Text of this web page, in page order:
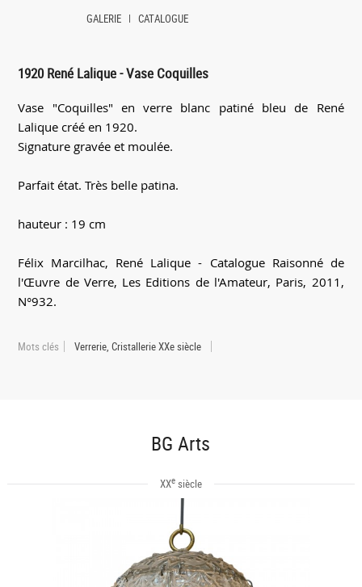
GALERIE CATALOGUE
1920 René Lalique - Vase Coquilles
Vase "Coquilles" en verre blanc patiné bleu de René
Lalique créé en 1920.
Signature gravée et moulée.
Parfait état. Très belle patina.
hauteur : 19 cm
Félix Marcilhac, René Lalique - Catalogue Raisonné de
l'Œuvre de Verre, Les Editions de l'Amateur, Paris, 2011,
N°932.
Mots clés Verrerie, Cristallerie XXe siècle
BG Arts
XXesiècle